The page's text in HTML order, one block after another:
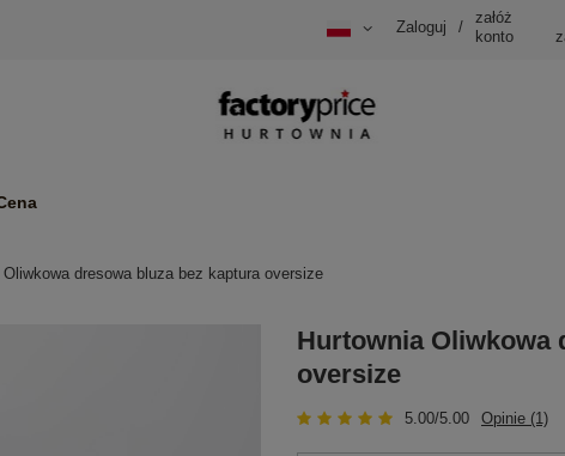
Zaloguj /
załóż
konto
Oliwkowa dresowa bluza bez kaptura oversize
Hurtownia Oliwkowa
oversize
5.00/5.00 Opinie (1)